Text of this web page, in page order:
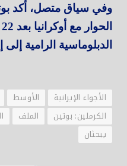
وفي سياق متصل، أكد
الدبلوماسية الرامية إلى
الأجواء الإيرانية الأوسط
الكرملين: بوتين
الملف
يبحثان